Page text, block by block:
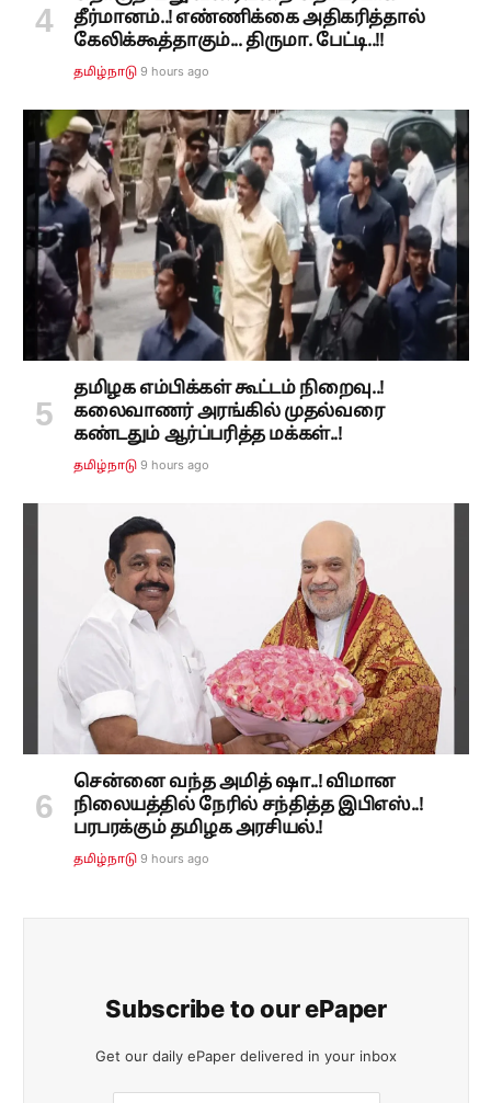
தீர்மானம்..! எண்ணிக்கை அதிகரித்தால்
கேலிக்கூத்தாகும்... திருமா. பேட்டி..!!
தமிழ்நாடு 9 hours ago
தமிழக எம்பிக்கள் கூட்டம் நிறைவு..!
கலைவாணர் அரங்கில் முதல்வரை
கண்டதும் ஆர்ப்பரித்த மக்கள்..!
தமிழ்நாடு 9 hours ago
சென்னை வந்த அமித் ஷா..! விமான
நிலையத்தில் நேரில் சந்தித்த இபிஎஸ்..!
பரபரக்கும் தமிழக அரசியல்.!
தமிழ்நாடு 9 hours ago
Subscribe to our ePaper
Get our daily ePaper delivered in your inbox